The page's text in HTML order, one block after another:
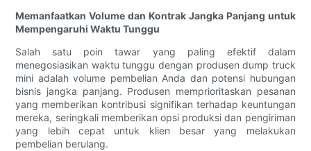
Memanfaatkan Volume dan Kontrak Jangka Panjang untuk
Mempengaruhi Waktu Tunggu
Salah satu poin tawar yang paling efektif dalam
menegosiasikan waktu tunggu dengan produsen dump truck
mini adalah volume pembelian Anda dan potensi hubungan
bisnis jangka panjang. Produsen memprioritaskan pesanan
yang memberikan kontribusi signifikan terhadap keuntungan
mereka, seringkali memberikan opsi produksi dan pengiriman
yang lebih cepat untuk klien besar yang melakukan
pembelian berulang.